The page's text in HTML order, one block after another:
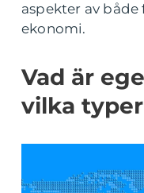
aspekter av
ekonomi.
Vad är
vilka